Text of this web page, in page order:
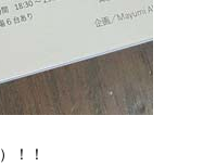
！！